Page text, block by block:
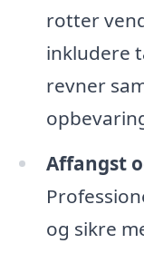
rotter
inkludere
revner
Affangst
og sikre